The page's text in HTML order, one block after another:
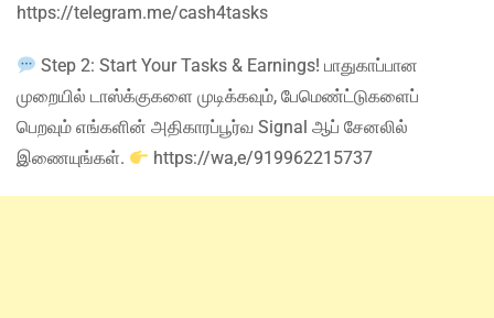
https://telegram.me/cash4tasks
Step 2: Start Your Tasks & Earnings! பாதுகாப்பான
முறையில் டாஸ்க்குகளை முடிக்கவும், பேமெண்ட்டுகளைப்
பெறவும் எங்களின் அதிகாரப்பூர்வ Signal ஆப் சேனலில்
இணையுங்கள்.
https://wa,e/919962215737